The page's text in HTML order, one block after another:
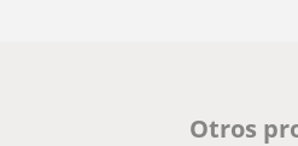
Otros